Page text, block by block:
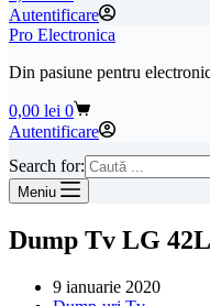
de
cumpărături
Autentificare
Pro Electronica
Din pasiune pentru
Coș
de
0,00 lei 0
Autentificare
Search for:
Meniu
Dump Tv LG
9 ianuarie 2020